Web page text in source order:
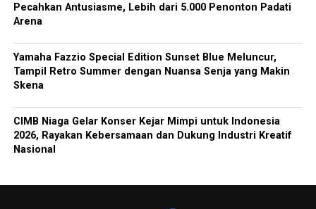
Pecahkan Antusiasme, Lebih dari 5.000 Penonton Padati
Arena
Yamaha Fazzio Special Edition Sunset Blue Meluncur,
Tampil Retro Summer dengan Nuansa Senja yang Makin
Skena
CIMB Niaga Gelar Konser Kejar Mimpi untuk Indonesia
2026, Rayakan Kebersamaan dan Dukung Industri Kreatif
Nasional